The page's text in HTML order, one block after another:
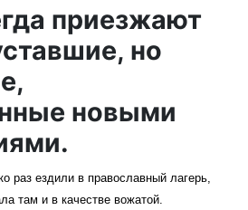
приезжают
но
новыми
раз ездили в православный лагерь,
там и в качестве вожатой.